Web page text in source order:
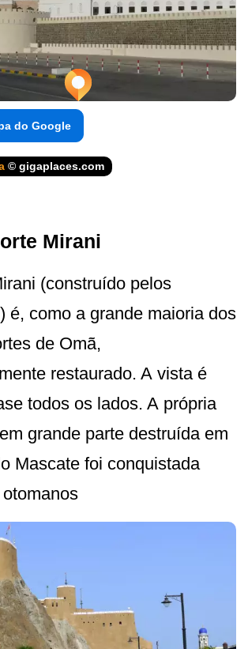
do Google
© gigaplaces.com
Mirani
(construído pelos
é, como a grande maioria dos
de Omã,
restaurado. A vista é
todos os lados. A própria
grande parte destruída em
Mascate foi conquistada